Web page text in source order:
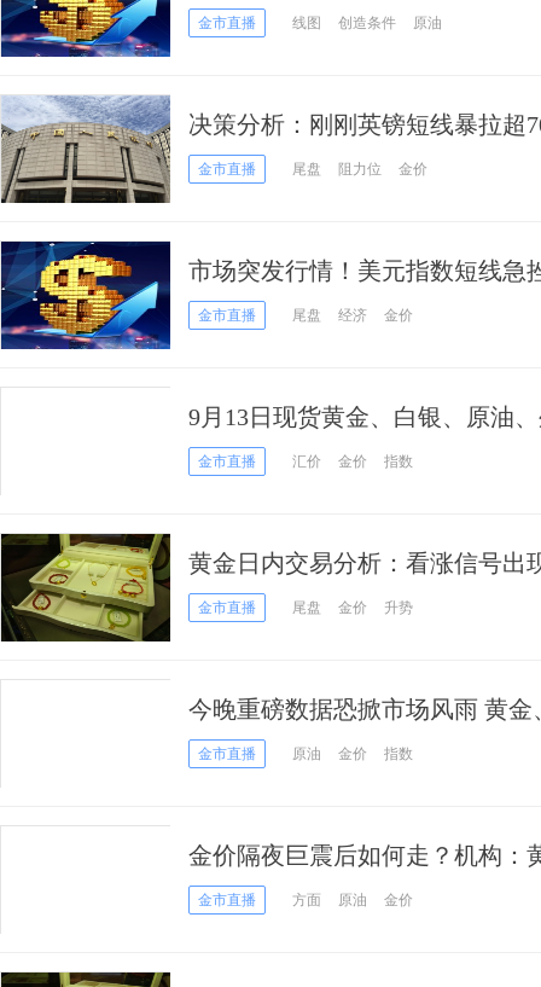
金、原油日内走势分析
金市直播 线图 创造条件 原油
决策分析：刚刚英镑短线暴拉超
间行情更劲爆？
金市直播 尾盘 阻力位 金价
市场突发行情！美元指数短线急
1505关口
金市直播 尾盘 经济 金价
9月13日现货黄金、白银、原油
金市直播 汇价 金价 指数
黄金日内交易分析：看涨信号出
价有望大涨逾35美元
金市直播 尾盘 金价 升势
今晚重磅数据恐掀市场风雨 黄
美元指数、英镑、日元及澳元最
金市直播 原油 金价 指数
金价隔夜巨震后如何走？机构：
术前景分析
金市直播 方面 原油 金价